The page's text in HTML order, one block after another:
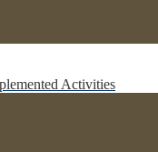
Activities